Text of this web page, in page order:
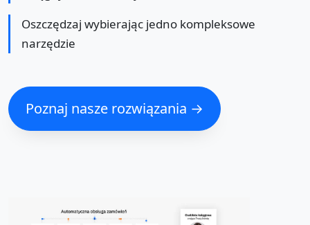
Oszczędzaj wybierając jedno kompleksowe
narzędzie
Poznaj nasze rozwiązania →